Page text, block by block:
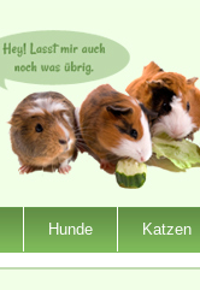
Hunde Katzen